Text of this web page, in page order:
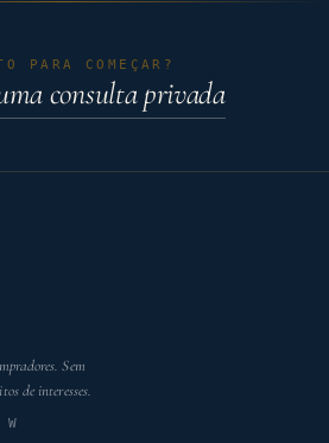
PARA COMEÇAR?
consulta privada
Sem
de interesses.